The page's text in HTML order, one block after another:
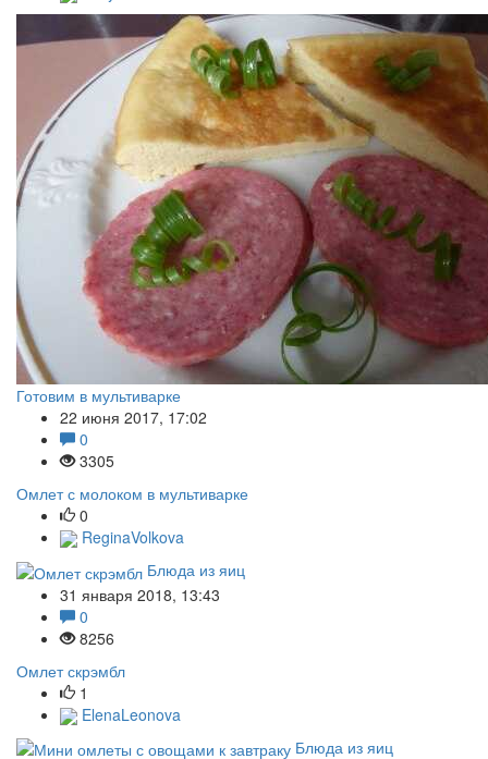
Готовим в мультиварке
22 июня 2017, 17:02
0
3305
Омлет с молоком в мультиварке
0
ReginaVolkova
Блюда из яиц
31 января 2018, 13:43
0
8256
Омлет скрэмбл
1
ElenaLeonova
Блюда из яиц